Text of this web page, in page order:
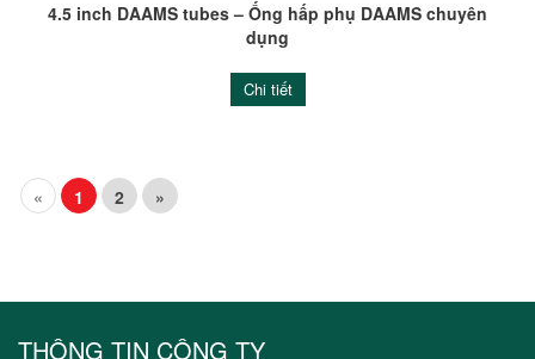
4.5 inch DAAMS tubes – Ống hấp phụ DAAMS chuyên
dụng
Chi tiết
« 1 2 »
THÔNG TIN CÔNG TY